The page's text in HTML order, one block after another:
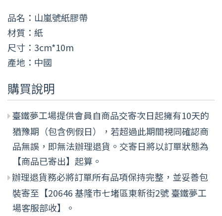
品名：山嵐號紙膠帶
材質：紙
尺寸：3cm*10m
產地：中國
購買說明
臺鐵夢工場提供會員自商品交寄次日起擁有10天的
猶豫期（包含例假日），若超過此期間視同確認商
品無誤，即無法辦理退貨。交寄日將以訂單狀態為
【商品已寄出】起算。
辦理退貨務必將訂單所有品項保持完整，並妥善包
裝寄至【20646 基隆市七堵區東新街2號 臺鐵夢工
場客服部收】。